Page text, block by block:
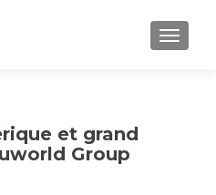
et grand
Group